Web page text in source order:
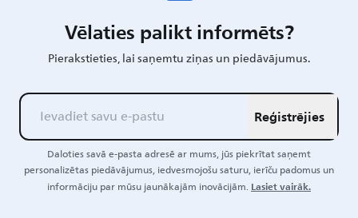
Vēlaties palikt informēts?
Pierakstieties, lai saņemtu ziņas un piedāvājumus.
Reģistrējies
Daloties savā e-pasta adresē ar mums, jūs piekrītat saņemt
personalizētas piedāvājumus, iedvesmojošu saturu, ierīču padomus un
informāciju par mūsu jaunākajām inovācijām.Lasiet vairāk.